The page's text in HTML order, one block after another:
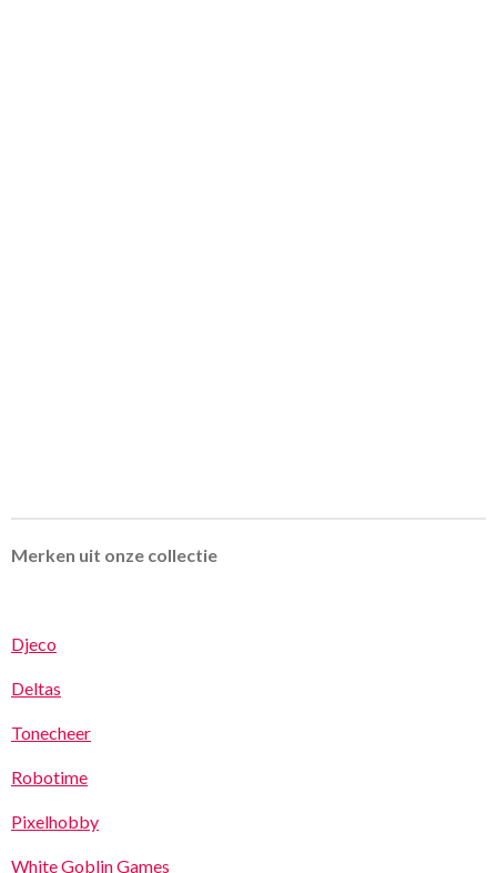
Merken uit onze collectie
Djeco
Deltas
Tonecheer
Robotime
Pixelhobby
White Goblin Games